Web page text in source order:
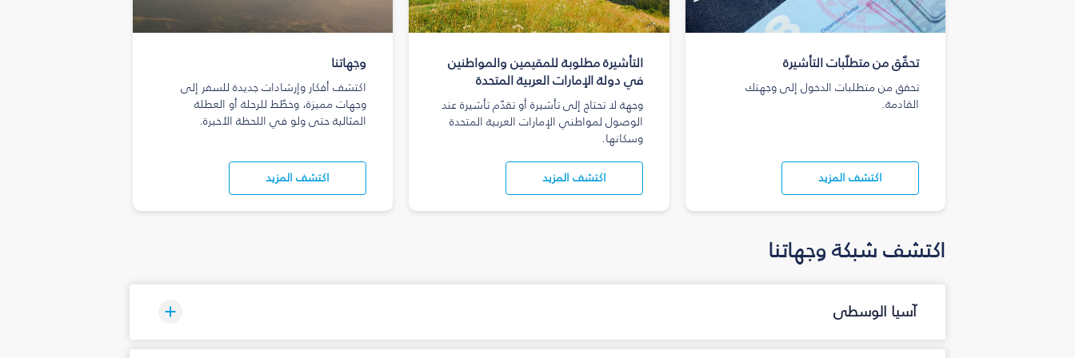
تحقّق من متطلّبات التأشيرة
تحقق من متطلبات الدخول إلى وجهتك
القادمة.
اكتشف المزيد
التأشيرة مطلوبة للمقيمين والمواطنين
في دولة الإمارات العربية المتحدة
وجهة لا تحتاج إلى تأشيرة أو تقدّم تأشيرة عند
الوصول لمواطني الإمارات العربية المتحدة
وسكانها.
اكتشف المزيد
وجهاتنا
اكتشف أفكار وإرشادات جديدة للسفر إلى
وجهات مميزة، وخطّط للرحلة أو العطلة
المثالية حتى ولو في اللحظة الأخيرة.
اكتشف المزيد
اكتشف شبكة وجهاتنا
آسيا الوسطى